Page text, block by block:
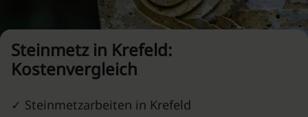
Steinmetz in Krefeld⁠:
Kostenvergleich
✓ Steinmetzarbeiten in Krefeld⁠